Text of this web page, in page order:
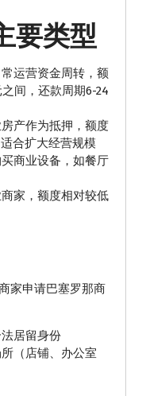
要类型
常运营资金周转，额
间，还款周期6-24
房产作为抵押，额度
合扩大经营规模
买商业设备，如餐厅
商家，额度相对较低
家申请巴塞罗那商
居留身份
（店铺、办公室